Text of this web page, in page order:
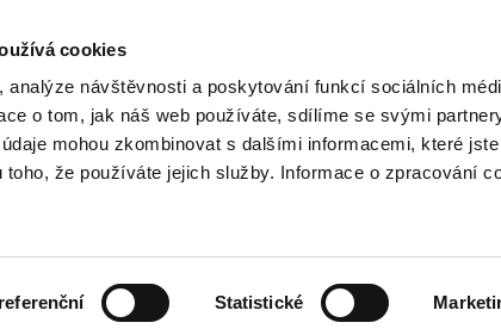
cookies
analýze návštěvnosti a poskytování funkcí sociálních
o tom, jak náš web používáte, sdílíme se svými
mohou zkombinovat s dalšími informacemi, které
že používáte jejich služby. Informace o zpracování
Statistické
Vyhledat
submenu
politika
submenu
zdrojů Ekologické závazky státu
Společnosti s ekologickou